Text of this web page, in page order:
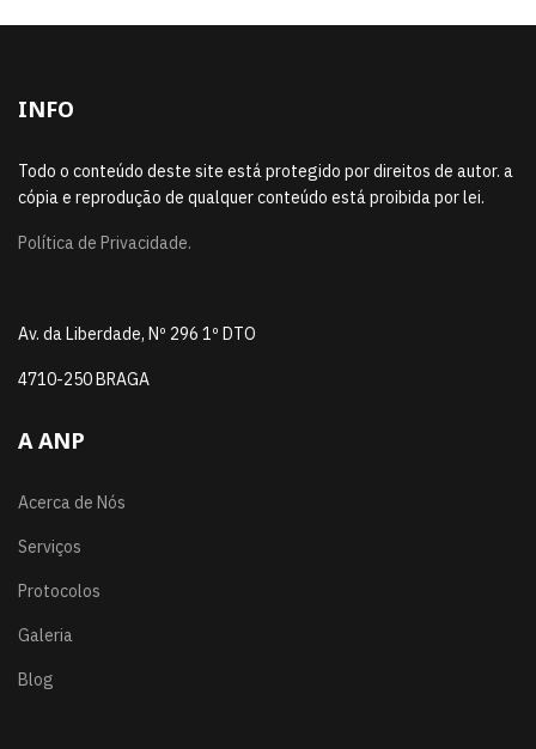
INFO
Todo o conteúdo deste site está protegido por direitos de autor. a
cópia e reprodução de qualquer conteúdo está proibida por lei.
Política de Privacidade.
Av. da Liberdade, Nº 296 1º DTO
4710-250 BRAGA
A ANP
Acerca de Nós
Serviços
Protocolos
Galeria
Blog